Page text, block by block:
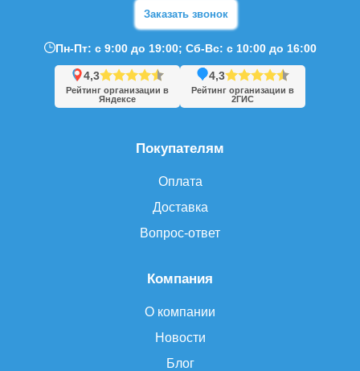
Компания
О компании
Новости
Блог
Покупателям
Оплата
Доставка
Вопрос-ответ
Заказать звонок
Пн-Пт: с 9:00 до 19:00; Сб-Вс: с 10:00 до 16:00
4,3
Рейтинг организации в
Яндексе
4,3
Рейтинг организации в
2ГИС